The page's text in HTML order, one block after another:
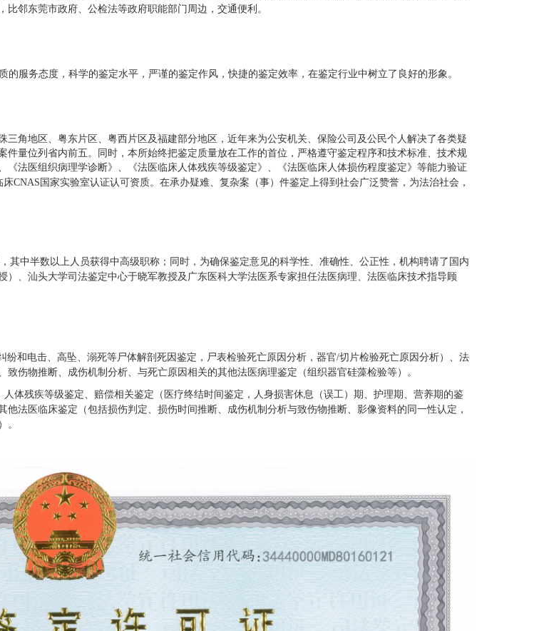
邻东莞市政府、公检法等政府职能部门周边，交通便利。
服务态度，科学的鉴定水平，严谨的鉴定作风，快捷的鉴定效率，在鉴定行业中树立了良好的形象。
角地区、粤东片区、粤西片区及福建部分地区，近年来为公安机关、保险公司及公民个人解决了各类疑
量位列省内前五。同时，本所始终把鉴定质量放在工作的首位，严格遵守鉴定程序和技术标准、技术规
法医组织病理学诊断》、
《法医临床人体残疾等级鉴定》、《法医临床人体损伤程度鉴定》等能力验证
床CNAS国家实验室认证认可资质。在承办疑难、复杂案（事）件鉴定上得到社会广泛赞誉，为法治社会，
中半数以上人员获得中高级职称；同时，为确保鉴定意见的科学性、准确性、公正性，机构聘请了国内
、汕头大学司法鉴定中心于晓军教授及广东医科大学法医系专家担任法医病理、法医临床技术指导顾
纷和电击、高坠、溺死等尸体解剖死因鉴定，尸表检验死亡原因分析，器官/切片检验死亡原因分析）、法
伤物推断、成伤机制分析、与死亡原因相关的其他法医病理鉴定（组织器官硅藻检验等）。
体残疾等级鉴定、赔偿相关鉴定（医疗终结时间鉴定，人身损害休息（误工）期、护理期、营养期的鉴
法医临床鉴定（包括损伤判定、损伤时间推断、成伤机制分析与致伤物推断、影像资料的同一性认定，
。